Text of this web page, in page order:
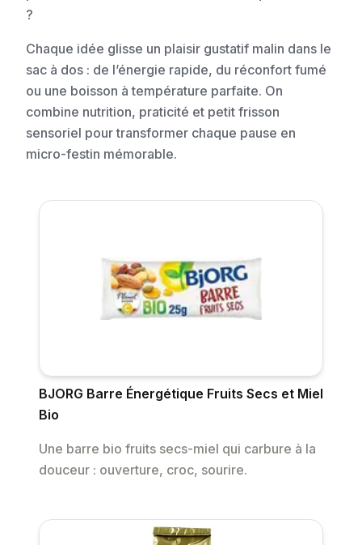
?
Chaque idée glisse un plaisir gustatif malin dans le
sac à dos : de l’énergie rapide, du réconfort fumé
ou une boisson à température parfaite. On
combine nutrition, praticité et petit frisson
sensoriel pour transformer chaque pause en
micro-festin mémorable.
BJORG Barre Énergétique Fruits Secs et Miel
Bio
Une barre bio fruits secs-miel qui carbure à la
douceur : ouverture, croc, sourire.